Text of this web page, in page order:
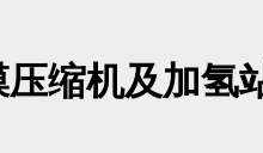
缩机及加氢